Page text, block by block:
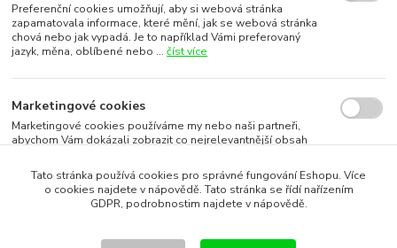
Preferenční cookies umožňují, aby si webová stránka
zapamatovala informace, které mění, jak se webová stránka
chová nebo jak vypadá. Je to například Vámi preferovaný
jazyk, měna, oblíbené nebo ...číst více
Marketingové cookies
Marketingové cookies používáme my nebo naši partneři,
abychom Vám dokázali zobrazit co nejrelevantnější obsah
subjektů. To je možn... číst více
Souhlasím s využitím vybraných souborů cookies
Tato stránka používá cookies pro správné fungování Eshopu. Více
o cookies najdete v nápovědě. Tato stránka se řídí nařízením
GDPR, podrobnostim najdete v nápovědě.